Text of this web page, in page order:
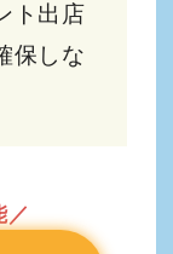
ト出店
保しな
／